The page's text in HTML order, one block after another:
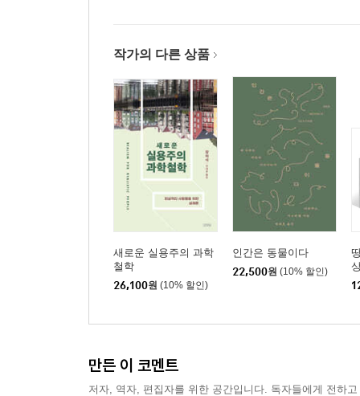
작가의 다른 상품
새로운 실용주의 과학
철학
26,100원 (10% 할인)
인간은 동물이다
22,500원 (10% 할인)
+
만든 이 코멘트
저자, 역자, 편집자를 위한 공간입니다. 독자들에게 전하